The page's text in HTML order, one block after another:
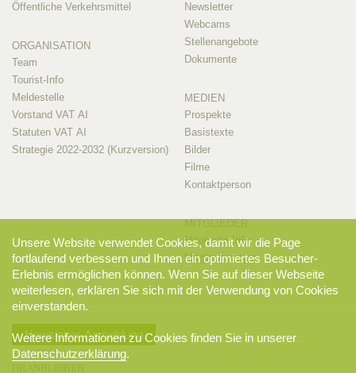
Öffentliche Verkehrsmittel
ORGANISATION
Team
Tourist-Info
Meldestelle
Vorstand VAT AI
Statuten VAT AI
Strategie 2022-2032 (Kurzversion)
Newsletter
Webcams
Stellenangebote
Dokumente
MEDIEN
Prospekte
Basistexte
Bilder
Filme
Kontaktperson
Mitglieder-Info
Mitglieder-Login
Newsletter-Anmeldung
Unsere Website verwendet Cookies, damit wir die Page
fortlaufend verbessern und Ihnen ein optimiertes Besucher-
Erlebnis ermöglichen können. Wenn Sie auf dieser Webseite
weiterlesen, erklären Sie sich mit der Verwendung von Cookies
einverstanden.
Weitere Informationen zu Cookies finden Sie in unserer
Datenschutzerklärung.